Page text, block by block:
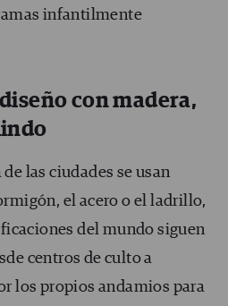
infantilmente
con madera,
las ciudades se usan
el acero o el ladrillo,
del mundo siguen
centros de culto a
los propios andamios para